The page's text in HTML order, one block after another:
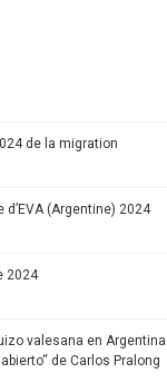
de la migration
(Argentine) 2024
2024
valesana en
de Carlos Pralong